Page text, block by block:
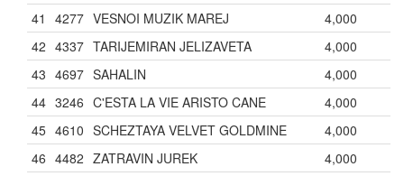
41
4277 VESNOI MUZIK MAREJ
4,000
42 4337 TARIJEMIRAN JELIZAVETA
4,000
43 4697 SAHALIN
4,000
44 3246 C'ESTA LA VIE ARISTO CANE
4,000
45 4610 SCHEZTAYA VELVET GOLDMINE
4,000
46 4482 ZATRAVIN JUREK
4,000